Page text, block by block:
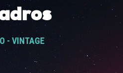
- VINTAGE